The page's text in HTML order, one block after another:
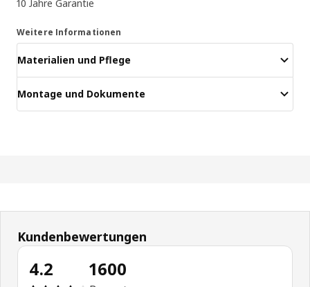
10 Jahre Garantie
Weitere Informationen
Materialien und Pflege
Montage und Dokumente
Kundenbewertungen
4.2 1600